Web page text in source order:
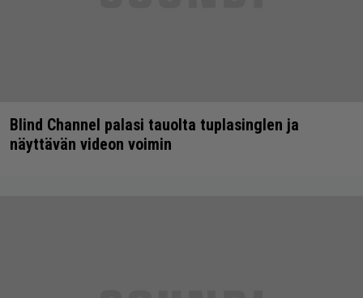
Blind Channel palasi tauolta tuplasinglen ja
näyttävän videon voimin